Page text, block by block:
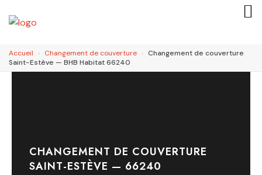
Accueil › Changement de couverture › Changement de couverture
Saint-Estève — BHB Habitat 66240
CHANGEMENT DE COUVERTURE
SAINT-ESTÈVE — 66240